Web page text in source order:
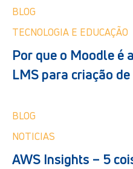
BLOG
TECNOLOGIA E EDUCAÇÃO
Por que o Moodle é
LMS para criação
BLOG
NOTICIAS
AWS Insights – 5